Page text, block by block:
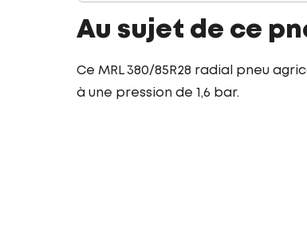
Au sujet de ce
Ce MRL 380/85R28 radial pneu
à une pression de 1,6 bar.